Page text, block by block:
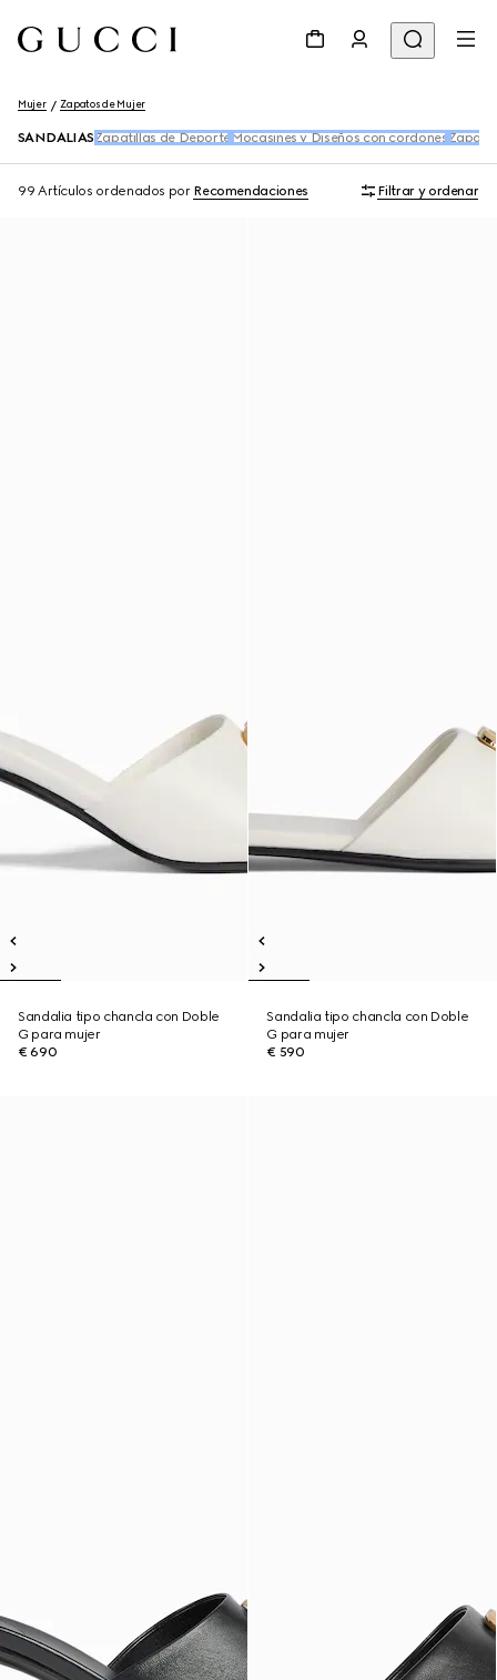
Mujer Zapatos de Mujer
SANDALIAS Zapatillas de Deporte Mocasines y Diseños con cordones
99 Artículos ordenados por Recomendaciones Filtrar y ordenar
Sandalia tipo chancla con Doble
G para mujer
€ 690
Sandalia tipo chancla con Doble
G para mujer
€ 590